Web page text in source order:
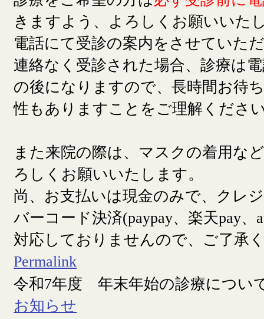
きますよう、よろしくお願いいた
電話にて受診の案内をさせていた
連絡なく受診された場合、診療は
の後になりますので、長時間お待
性もありますことをご理解くださ
また来院の際は、マスクの着用な
ろしくお願いいたします。
尚、お支払いは現金のみで、クレ
バーコード決済(paypay、楽天pay、
対応しておりませんので、ご了承
Permalink
令和7年度 年末年始の診療につい
お知らせ